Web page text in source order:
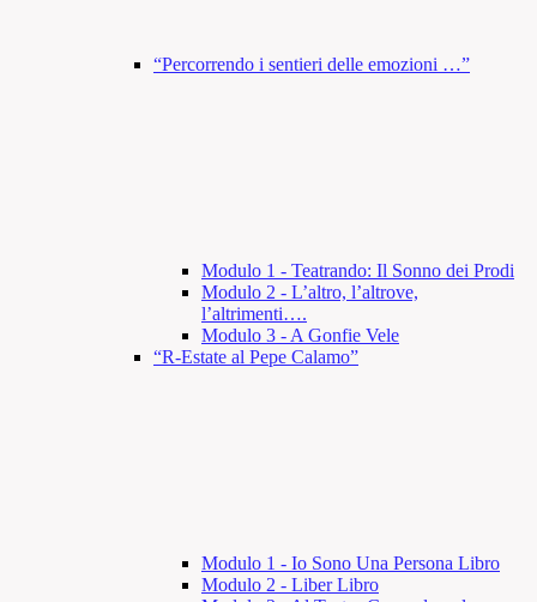
“Percorrendo i sentieri delle emozioni …”
Modulo 1 - Teatrando: Il Sonno dei Prodi
Modulo 2 - L’altro, l’altrove,
l’altrimenti….
Modulo 3 - A Gonfie Vele
“R-Estate al Pepe Calamo”
Modulo 1 - Io Sono Una Persona Libro
Modulo 2 - Liber Libro